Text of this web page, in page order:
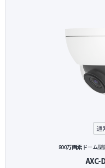
通
800万画素ドーム
AXC-